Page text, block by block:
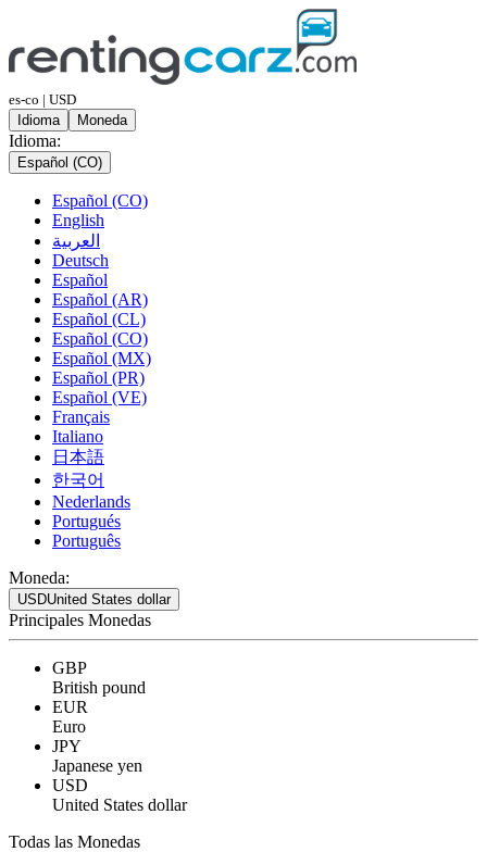
es-co | USD
Idioma
Moneda
Idioma:
Español (CO)
Español (CO)
English
العربية
Deutsch
Español
Español (AR)
Español (CL)
Español (CO)
Español (MX)
Español (PR)
Español (VE)
Français
Italiano
日本語
한국어
Nederlands
Portugués
Português
Moneda:
USDUnited States dollar
Principales Monedas
GBP
British pound
EUR
Euro
JPY
Japanese yen
USD
United States dollar
Todas las Monedas